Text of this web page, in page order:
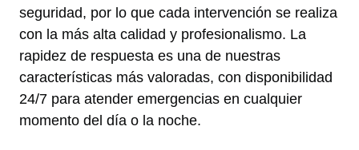
seguridad, por lo que cada intervención se realiza
con la más alta calidad y profesionalismo. La
rapidez de respuesta es una de nuestras
características más valoradas, con disponibilidad
24/7 para atender emergencias en cualquier
momento del día o la noche.